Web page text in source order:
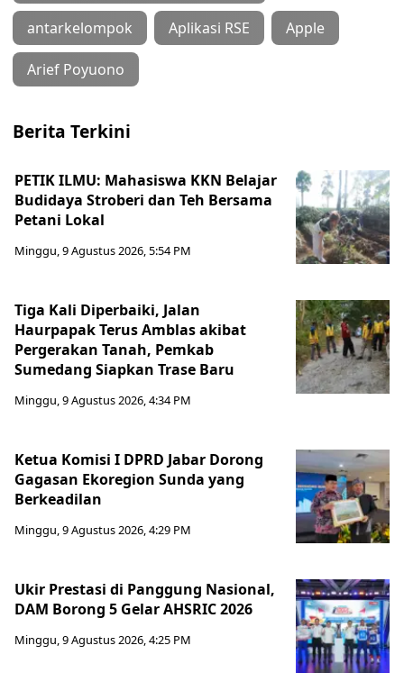
antarkelompok Aplikasi RSE Apple
Arief Poyuono
Berita Terkini
PETIK ILMU: Mahasiswa KKN Belajar
Budidaya Stroberi dan Teh Bersama
Petani Lokal
Minggu, 9 Agustus 2026, 5:54 PM
Tiga Kali Diperbaiki, Jalan
Haurpapak Terus Amblas akibat
Pergerakan Tanah, Pemkab
Sumedang Siapkan Trase Baru
Minggu, 9 Agustus 2026, 4:34 PM
Ketua Komisi I DPRD Jabar Dorong
Gagasan Ekoregion Sunda yang
Berkeadilan
Minggu, 9 Agustus 2026, 4:29 PM
Ukir Prestasi di Panggung Nasional,
DAM Borong 5 Gelar AHSRIC 2026
Minggu, 9 Agustus 2026, 4:25 PM